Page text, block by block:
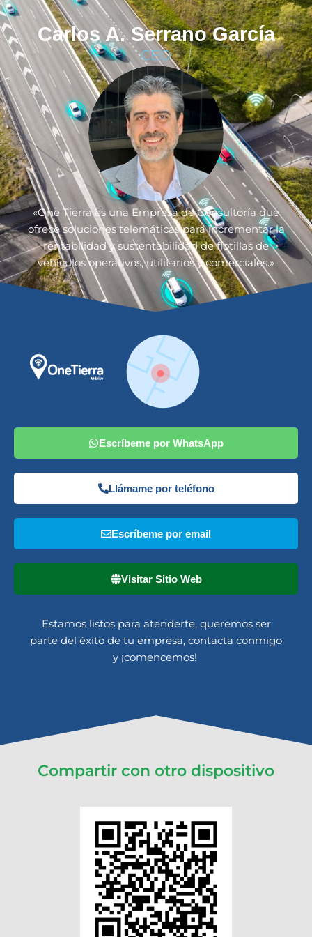
Carlos A. Serrano García
CEO
«One Tierra es una Empresa de Consultoría que
ofrece soluciones telemáticas para incrementar la
rentabilidad y sustentabilidad de flotillas de
vehículos operativos, utilitarios y comerciales.»
Escríbeme por WhatsApp
Llámame por teléfono
Escríbeme por email
Visitar Sitio Web
Estamos listos para atenderte, queremos ser
parte del éxito de tu empresa, contacta conmigo
y ¡comencemos!
Compartir con otro dispositivo